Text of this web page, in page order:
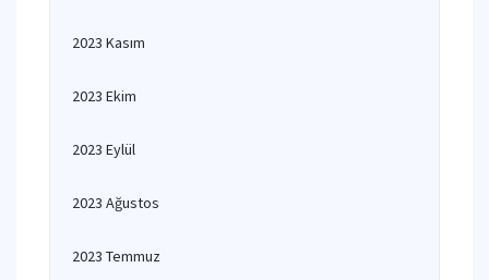
2023 Kasım
2023 Ekim
2023 Eylül
2023 Ağustos
2023 Temmuz